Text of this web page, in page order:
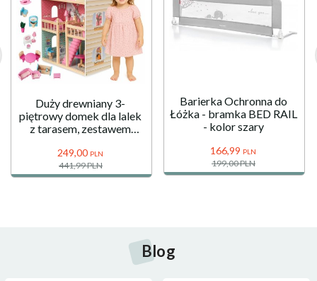
Duży drewniany 3-
piętrowy domek dla lalek
z tarasem, zestawem
249,00 PLN
441,99 PLN
Barierka Ochronna do
Łóżka - bramka BED RAIL
- kolor szary
166,99 PLN
199,00 PLN
Blog